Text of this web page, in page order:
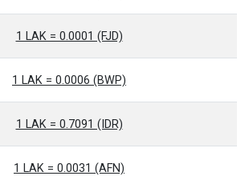
1 LAK = 0.0001 (FJD)
1 LAK = 0.0006 (BWP)
1 LAK = 0.7091 (IDR)
1 LAK = 0.0031 (AFN)